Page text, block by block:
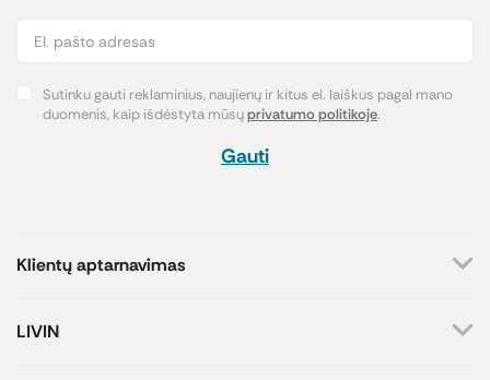
Sutinku gauti reklaminius, naujienų ir kitus el. laiškus pagal mano
duomenis, kaip išdėstyta mūsųprivatumo politikoje.
Gauti
Klientų aptarnavimas
LIVIN